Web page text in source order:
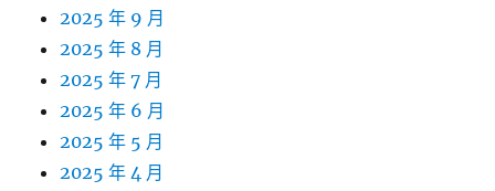
2025 年 9 月
2025 年 8 月
2025 年 7 月
2025 年 6 月
2025 年 5 月
2025 年 4 月